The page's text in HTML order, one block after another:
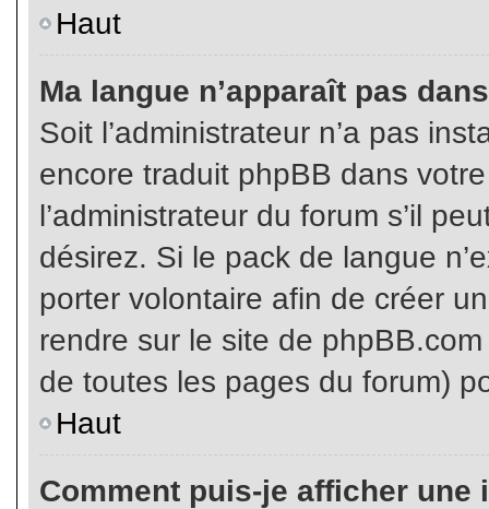
Haut
Ma langue n’apparaît pas
Soit l’administrateur n’a pas
encore traduit phpBB dans
l’administrateur du forum s’il
désirez. Si le pack de langue
porter volontaire afin de créer
rendre sur le site de
de toutes les pages du forum)
Haut
Comment puis-je afficher une